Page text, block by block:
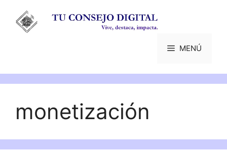
contenido
MENÚ
monetización